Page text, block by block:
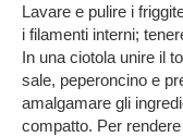
Lavare e pulire i
i filamenti interni;
In una ciotola unire il
sale, peperoncino e
amalgamare gli
compatto. Per